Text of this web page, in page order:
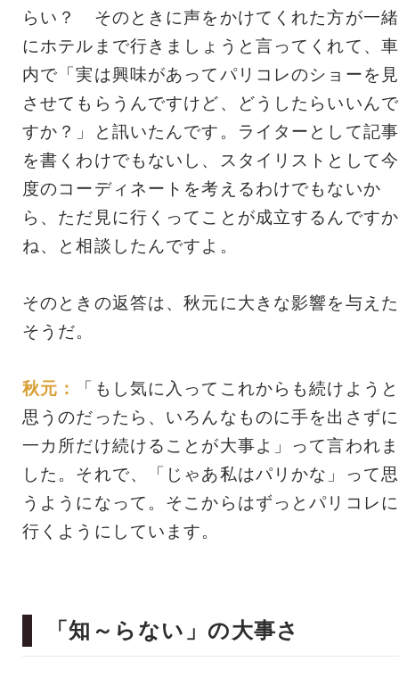
らい？ そのときに声をかけてくれた方が一緒
にホテルまで行きましょうと言ってくれて、車
内で「実は興味があってパリコレのショーを見
させてもらうんですけど、どうしたらいいんで
すか？」と訊いたんです。ライターとして記事
を書くわけでもないし、スタイリストとして今
度のコーディネートを考えるわけでもないか
ら、ただ見に行くってことが成立するんですか
ね、と相談したんですよ。
そのときの返答は、秋元に大きな影響を与えた
そうだ。
秋元：
「もし気に入ってこれからも続けようと
思うのだったら、いろんなものに手を出さずに
一カ所だけ続けることが大事よ」って言われま
した。それで、「じゃあ私はパリかな」って思
うようになって。そこからはずっとパリコレに
行くようにしています。
「知～らない」の大事さ